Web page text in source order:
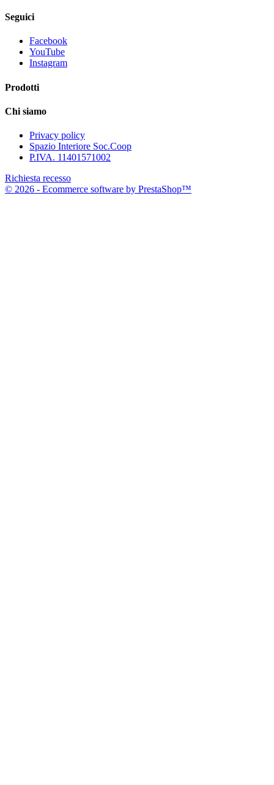
Seguici
Facebook
YouTube
Instagram
Prodotti
Chi siamo
Privacy policy
Spazio Interiore Soc.Coop
P.IVA. 11401571002
Richiesta recesso
© 2026 - Ecommerce software by PrestaShop™